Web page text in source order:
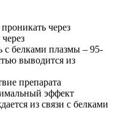
через
с белками плазмы – 95-
выводится из
препарата
эффект
из связи с белками